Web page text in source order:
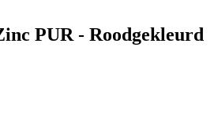
PUR - Roodgekleurd